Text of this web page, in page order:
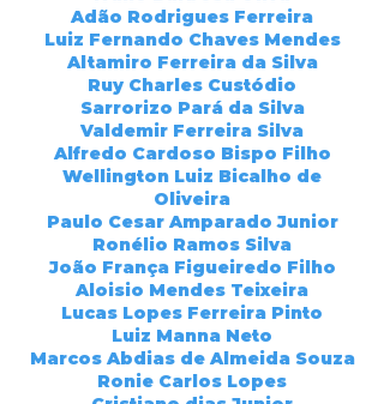
Adão Rodrigues Ferreira
Luiz Fernando Chaves Mendes
Altamiro Ferreira da Silva
Ruy Charles Custódio
Sarrorizo Pará da Silva
Valdemir Ferreira Silva
Alfredo Cardoso Bispo Filho
Wellington Luiz Bicalho de
Oliveira
Paulo Cesar Amparado Junior
Ronélio Ramos Silva
João França Figueiredo Filho
Aloisio Mendes Teixeira
Lucas Lopes Ferreira Pinto
Luiz Manna Neto
Marcos Abdias de Almeida Souza
Ronie Carlos Lopes